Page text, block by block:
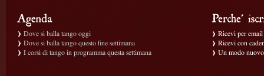
Dove si balla tango oggi
Dove si balla tango questo fine settimana
I corsi di tango in programma questa settimana
Ricevi per
Ricevi con
Un modo